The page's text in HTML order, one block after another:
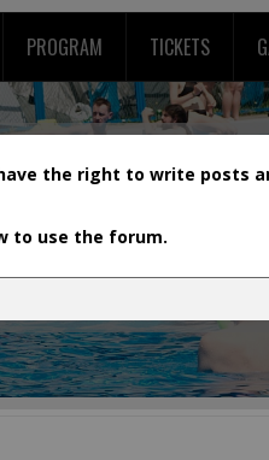
PROGRAM TICKETS
the right to write posts
to use the forum.